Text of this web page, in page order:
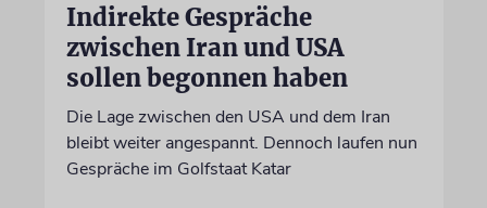
Indirekte Gespräche
zwischen Iran und USA
sollen begonnen haben
Die Lage zwischen den USA und dem Iran
bleibt weiter angespannt. Dennoch laufen nun
Gespräche im Golfstaat Katar